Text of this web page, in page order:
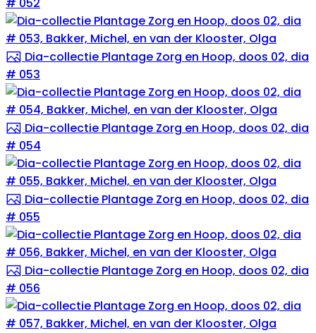
Dia-collectie Plantage Zorg en Hoop, doos 02, dia
# 053
Dia-collectie Plantage Zorg en Hoop, doos 02, dia
# 054
Dia-collectie Plantage Zorg en Hoop, doos 02, dia
# 055
Dia-collectie Plantage Zorg en Hoop, doos 02, dia
# 056